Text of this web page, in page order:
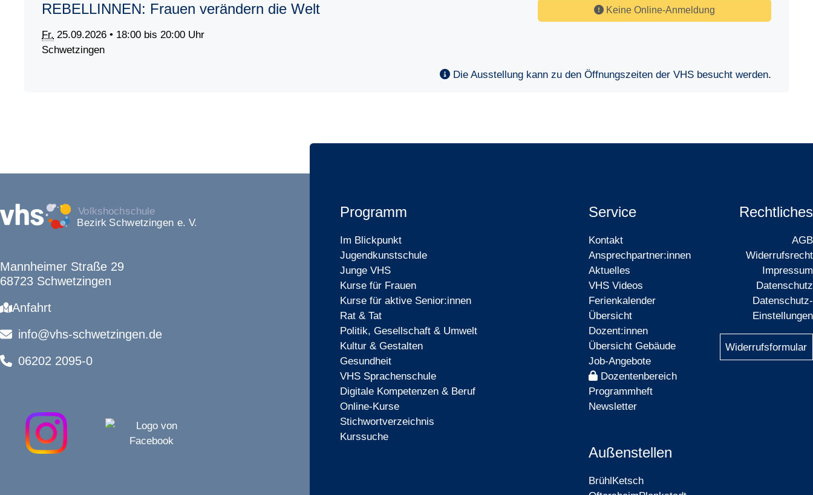
REBELLINNEN: Frauen verändern die Welt
Fr. 25.09.2026 • 18:00 bis 20:00 Uhr
Schwetzingen
Keine Online-Anmeldung
Die Ausstellung kann zu den Öffnungszeiten der VHS besucht werden.
Mannheimer Straße 29
68723 Schwetzingen
Anfahrt
info@vhs-schwetzingen.de
06202 2095-0
Programm
Im Blickpunkt
Jugendkunstschule
Junge VHS
Kurse für Frauen
Kurse für aktive Senior:innen
Rat & Tat
Politik, Gesellschaft & Umwelt
Kultur & Gestalten
Gesundheit
VHS Sprachenschule
Digitale Kompetenzen & Beruf
Online-Kurse
Stichwortverzeichnis
Kurssuche
Service
Kontakt
Ansprechpartner:innen
Aktuelles
VHS Videos
Ferienkalender
Übersicht
Dozent:innen
Übersicht Gebäude
Job-Angebote
Dozentenbereich
Programmheft
Newsletter
Außenstellen
BrühlKetsch
Rechtliches
AGB
Widerrufsrecht
Impressum
Datenschutz
Datenschutz-
Einstellungen
Widerrufsformular